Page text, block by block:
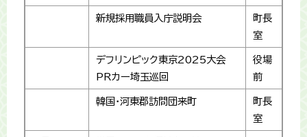
新規採用職員入庁説明会
町長
室
デフリンピック東京2025大会
PRカー埼玉巡回
役場
前
韓国・河東郡訪問団来町
町長
室